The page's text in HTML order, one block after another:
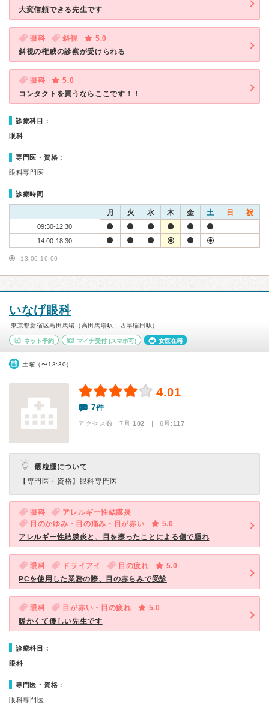
大変信頼できる先生です
眼科 斜視
5.0
斜視の権威の診察が受けられる
眼科
5.0
コンタクトを買うならここです！！
診療科目：
眼科
専門医・資格：
眼科専門医
診療時間
月 火 水 木 金 土 日 祝
09:30-12:30
14:00-18:30
13:00-16:00
いなげ眼科
東京都新宿区高田馬場（高田馬場駅、西早稲田駅）
ネット予約 マイナ受付(スマホ可) 女医在籍
土曜（〜13:30）
4.01
7件
アクセス数 7月:102 | 6月:117
霰粒腫について
【専門医・資格】 眼科専門医
眼科
アレルギー性結膜炎
目のかゆみ・目の痛み・目が赤い
5.0
アレルギー性結膜炎と、目を擦ったことによる傷で腫れ
眼科 ドライアイ 目の疲れ
5.0
PCを使用した業務の際、目の赤らみで受診
眼科 目が赤い・目の疲れ
5.0
暖かくて優しい先生です
診療科目：
眼科
専門医・資格：
眼科専門医